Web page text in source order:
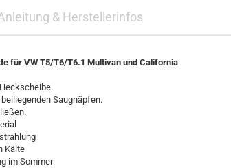
& Herstellerinfos
für VW T5/T6/T6.1 Multivan und California
Saugnäpfen.
Kälte
im Sommer